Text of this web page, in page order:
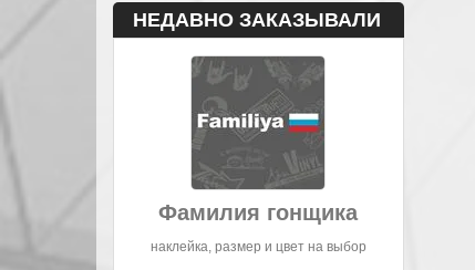
НЕДАВНО ЗАКАЗЫВАЛИ
Фамилия гонщика
наклейка, размер и цвет на выбор